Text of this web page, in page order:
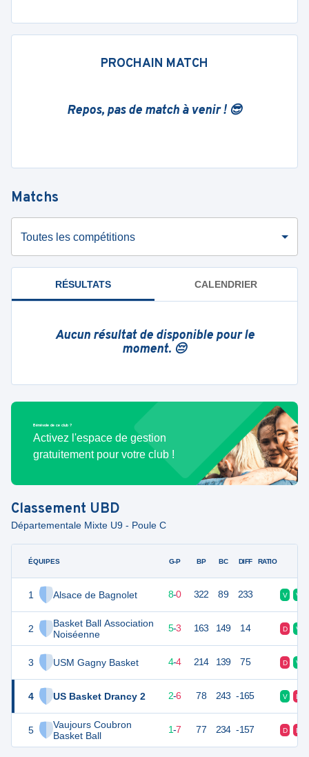
PROCHAIN MATCH
Repos, pas de match à venir ! 😎
Matchs
Toutes les compétitions
RÉSULTATS CALENDRIER
Aucun résultat de disponible pour le
moment. 😔
Bénévole de ce club ?
Activez l'espace de gestion
gratuitement pour votre club !
Classement UBD
Départementale Mixte U9 - Poule C
ÉQUIPES
1 Alsace de Bagnolet
2
Basket Ball Association
Noiséenne
3 USM Gagny Basket
4 US Basket Drancy 2
5
Vaujours Coubron
Basket Ball
G-P BP BC DIFF RATIO
16 8-0 322 89 233 V V
13 8 5-3 163 149 14 D V
12 4-4 214 139 75 D V
10 2-6 78 243 -165 V D
9 1-7 77 234 -157 D D